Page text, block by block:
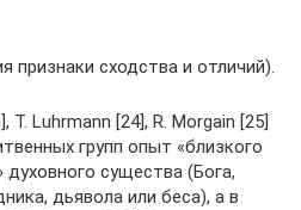
признаки сходства и отличий).
Т. Luhrmann [24], R. Morgain [25]
групп опыт «близкого
существа (Бога,
дьявола или беса), а в